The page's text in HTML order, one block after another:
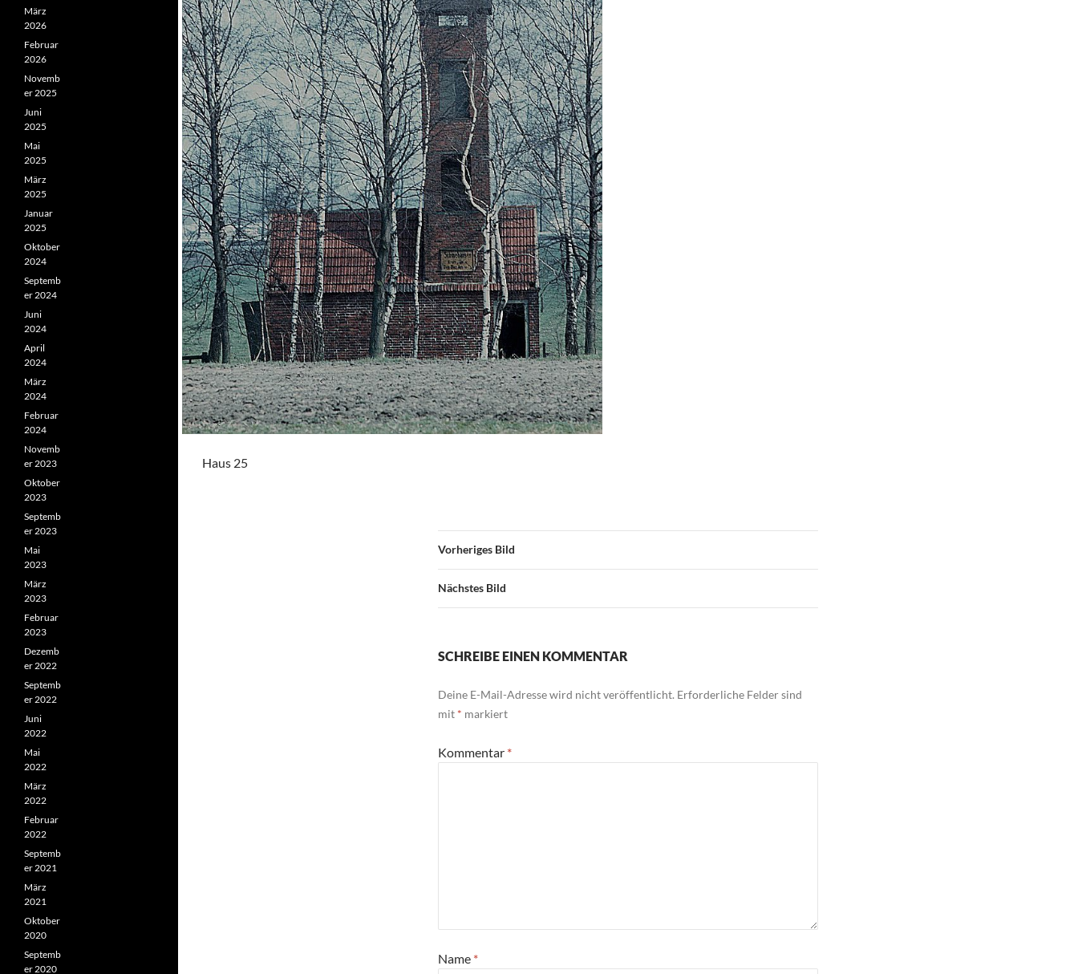
Haus 25
Vorheriges Bild
Nächstes Bild
SCHREIBE EINEN KOMMENTAR
Deine E-Mail-Adresse wird nicht veröffentlicht. Erforderliche Felder sind
mit * markiert
Kommentar *
Name *
März
2026
Februar
2026
Novemb
er 2025
Juni
2025
Mai
2025
März
2025
Januar
2025
Oktober
2024
Septemb
er 2024
Juni
2024
April
2024
März
2024
Februar
2024
Novemb
er 2023
Oktober
2023
Septemb
er 2023
Mai
2023
März
2023
Februar
2023
Dezemb
er 2022
Septemb
er 2022
Juni
2022
Mai
2022
März
2022
Februar
2022
Septemb
er 2021
März
2021
Oktober
2020
Septemb
er 2020